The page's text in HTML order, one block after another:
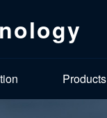
Products